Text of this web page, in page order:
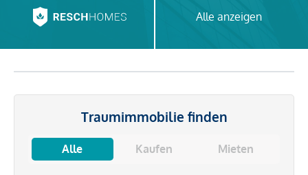
Alle anzeigen
Traumimmobilie finden
Alle Kaufen Mieten